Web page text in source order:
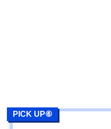
PICK UP⑥